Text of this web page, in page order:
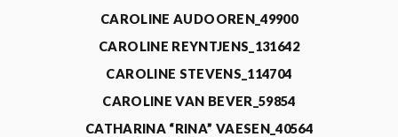
CAROLINE AUDOOREN_49900
CAROLINE REYNTJENS_131642
CAROLINE STEVENS_114704
CAROLINE VAN BEVER_59854
CATHARINA “RINA” VAESEN_40564